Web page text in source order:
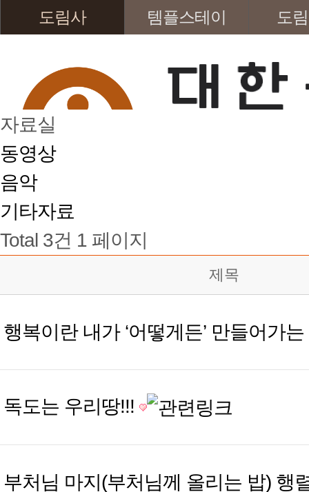
도림사 템플스테이 도
자료실
동영상
음악
기타자료
Total 3건 1 페이지
제목
행복이란 내가 ‘어떻게든’ 만들어가
독도는 우리땅!!!
부처님 마지(부처님께 올리는 밥) 행